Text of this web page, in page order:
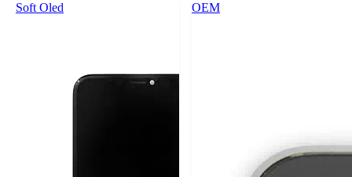
Soft Oled OEM